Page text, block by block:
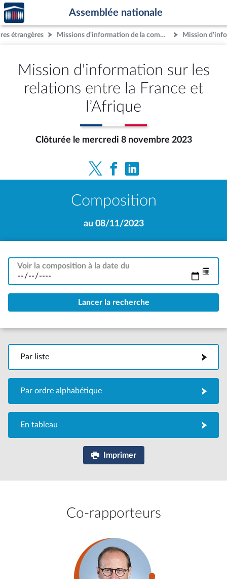
Aller au contenu
Aller en bas de la page
Accèder
à la
page
d'accueil
Assemblée nationale
étrangères Missions d'information de la commission
Mission d'information sur les
relations entre la France et
l’Afrique
Clôturée le mercredi 8 novembre 2023
Composition
au 08/11/2023
Voir la composition à la date du
Par liste
Par ordre alphabétiquePar ordre alphabétique
En tableau
Imprimer
Co-rapporteurs